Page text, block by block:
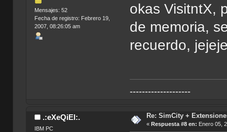
Mensajes: 52
Fecha de registro: Febrero 19,
2007, 08:26:05 am
okas VisitntX,
de memoria,
recuerdo,
--------------------
.:eXeQiEl:.
IBM PC
Re: SimCity +
« Respuesta #8 en: Enero 05,